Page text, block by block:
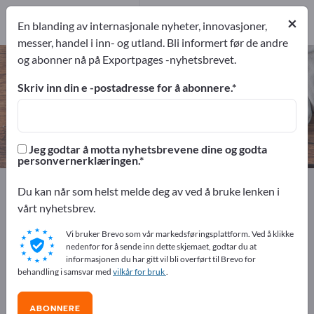
Kofferter – finn produsenter og
leverandører
8
Produsent
Exportpages Husholdning & bo Kofferter
Annonser gratis på Exportpages!
Behov – Tilbud – Brukte varer – Forretningskontakter >>
start her
Publiser din bedrift og dine
×
En blanding av internasjonale nyheter, innovasjoner,
messer, handel i inn- og utland. Bli informert før de andre
og abonner nå på Exportpages -nyhetsbrevet.
Skriv inn din e -postadresse for å abonnere.
Jeg godtar å motta nyhetsbrevene dine og godta
personvernerklæringen.
Du kan når som helst melde deg av ved å bruke lenken i
vårt nyhetsbrev.
Vi bruker Brevo som vår markedsføringsplattform. Ved å klikke
nedenfor for å sende inn dette skjemaet, godtar du at
informasjonen du har gitt vil bli overført til Brevo for
behandling i samsvar med vilkår for bruk.
ABONNERE